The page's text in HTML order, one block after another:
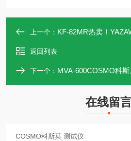
上一个： KF-82MR热卖！YAZAWA
返回列表
下一个： MVA-600COSMO科
在线留